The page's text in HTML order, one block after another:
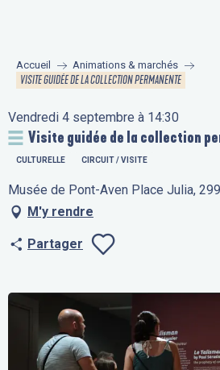
principal
Accueil Animations & marchés
VISITE GUIDÉE DE LA COLLECTION PERMANENTE
Vendredi 4 septembre à 14:30
Visite guidée de la collection
CULTURELLE CIRCUIT / VISITE
Musée de Pont-Aven Place Julia,
M'y rendre
Partager